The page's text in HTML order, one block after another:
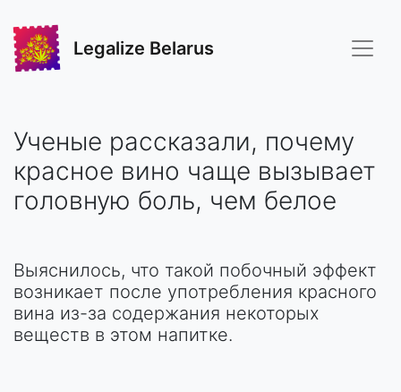
Legalize Belarus
Ученые рассказали, почему
красное вино чаще вызывает
головную боль, чем белое
Выяснилось, что такой побочный эффект
возникает после употребления красного
вина из-за содержания некоторых
веществ в этом напитке.